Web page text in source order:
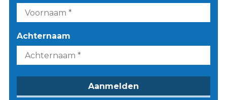
Achternaam